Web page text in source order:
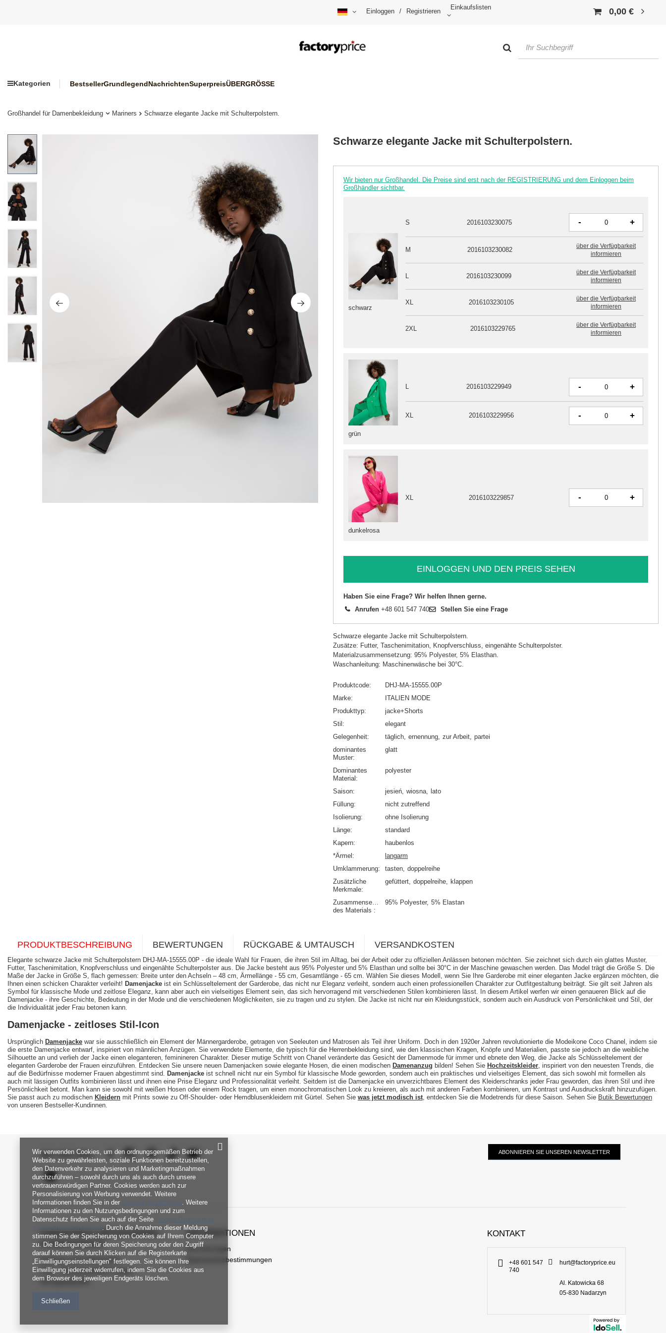
Einloggen / Registrieren
Einkaufslisten 0,00 €
Kategorien BestsellerGrundlegendNachrichtenSuperpreisÜBERGRÖSSE
Großhandel für Damenbekleidung Mariners Schwarze elegante Jacke mit Schulterpolstern.
Schwarze elegante Jacke mit Schulterpolstern.
Wir bieten nur Großhandel. Die Preise sind erst nach der REGISTRIERUNG und dem Einloggen beim
Großhändler sichtbar.
grün
L 2016103229949 - +
XL 2016103229956 - +
dunkelrosa
XL 2016103229857 - +
schwarz
S 2016103230075 - +
M 2016103230082
über die Verfügbarkeit
informieren
L 2016103230099
über die Verfügbarkeit
informieren
XL 2016103230105
über die Verfügbarkeit
informieren
2XL 2016103229765
über die Verfügbarkeit
informieren
EINLOGGEN UND DEN PREIS SEHEN
Haben Sie eine Frage? Wir helfen Ihnen gerne.
Anrufen +48 601 547 740 Stellen Sie eine Frage
Schwarze elegante Jacke mit Schulterpolstern.
Zusätze: Futter, Taschenimitation, Knopfverschluss, eingenähte Schulterpolster.
Materialzusammensetzung: 95% Polyester, 5% Elasthan.
Waschanleitung: Maschinenwäsche bei 30°C.
Produktcode
DHJ-MA-15555.00P
Marke
ITALIEN MODE
Produkttyp
jacke+Shorts
Stil
elegant
Gelegenheit
täglich ernennung zur Arbeit partei
dominantes
Muster
glatt
Dominantes
Material
polyester
Saison jesień wiosna lato
Füllung
nicht zutreffend
Isolierung
ohne Isolierung
Länge
standard
Kapern
haubenlos
*Ärmel
langarm
Umklammerung
tasten doppelreihe
Zusätzliche
Merkmale
gefüttert doppelreihe klappen
Zusammensetzung
des Materials
95% Polyester 5% Elastan
PRODUKTBESCHREIBUNG BEWERTUNGEN RÜCKGABE & UMTAUSCH VERSANDKOSTEN
Elegante schwarze Jacke mit Schulterpolstern DHJ-MA-15555.00P - die ideale Wahl für Frauen, die ihren Stil im Alltag, bei der Arbeit oder zu offiziellen Anlässen betonen möchten. Sie zeichnet sich durch ein glattes Muster,
Futter, Taschenimitation, Knopfverschluss und eingenähte Schulterpolster aus. Die Jacke besteht aus 95% Polyester und 5% Elasthan und sollte bei 30°C in der Maschine gewaschen werden. Das Model trägt die Größe S. Die
Maße der Jacke in Größe S, flach gemessen: Breite unter den Achseln – 48 cm, Ärmellänge - 55 cm, Gesamtlänge - 65 cm. Wählen Sie dieses Modell, wenn Sie Ihre Garderobe mit einer eleganten Jacke ergänzen möchten, die
Ihnen einen schicken Charakter verleiht! Damenjacke ist ein Schlüsseltelement der Garderobe, das nicht nur Eleganz verleiht, sondern auch einen professionellen Charakter zur Outfitgestaltung beiträgt. Sie gilt seit Jahren als
Symbol für klassische Mode und zeitlose Eleganz, kann aber auch ein vielseitiges Element sein, das sich hervorragend mit verschiedenen Stilen kombinieren lässt. In diesem Artikel werfen wir einen genaueren Blick auf die
Damenjacke - ihre Geschichte, Bedeutung in der Mode und die verschiedenen Möglichkeiten, sie zu tragen und zu stylen. Die Jacke ist nicht nur ein Kleidungsstück, sondern auch ein Ausdruck von Persönlichkeit und Stil, der
die Individualität jeder Frau betonen kann.
Damenjacke - zeitloses Stil-Icon
Ursprünglich Damenjacke war sie ausschließlich ein Element der Männergarderobe, getragen von Seeleuten und Matrosen als Teil ihrer Uniform. Doch in den 1920er Jahren revolutionierte die Modeikone Coco Chanel, indem sie
die erste Damenjacke entwarf, inspiriert von männlichen Anzügen. Sie verwendete Elemente, die typisch für die Herrenbekleidung sind, wie den klassischen Kragen, Knöpfe und Materialien, passte sie jedoch an die weibliche
Silhouette an und verlieh der Jacke einen eleganteren, feminineren Charakter. Dieser mutige Schritt von Chanel veränderte das Gesicht der Damenmode für immer und ebnete den Weg, die Jacke als Schlüsseltelement der
eleganten Garderobe der Frauen einzuführen. Entdecken Sie unsere neuen Damenjacken sowie elegante Hosen, die einen modischen Damenanzug bilden! Sehen Sie Hochzeitskleider , inspiriert von den neuesten Trends, die
auf die Bedürfnisse moderner Frauen abgestimmt sind. Damenjacke ist schnell nicht nur ein Symbol für klassische Mode geworden, sondern auch ein praktisches und vielseitiges Element, das sich sowohl mit formellen als
auch mit lässigen Outfits kombinieren lässt und ihnen eine Prise Eleganz und Professionalität verleiht. Seitdem ist die Damenjacke ein unverzichtbares Element des Kleiderschranks jeder Frau geworden, das ihren Stil und ihre
Persönlichkeit betont. Man kann sie sowohl mit weißen Hosen oder einem Rock tragen, um einen monochromatischen Look zu kreieren, als auch mit anderen Farben kombinieren, um Kontrast und Ausdruckskraft hinzuzufügen.
Sie passt auch zu modischen Kleidern mit Prints sowie zu Off-Shoulder- oder Hemdblusenkleidern mit Gürtel. Sehen Sie was jetzt modisch ist , entdecken Sie die Modetrends für diese Saison. Sehen Sie Butik Bewertungen
von unseren Bestseller-Kundinnen.
SEI UNS NAH ABONNIEREN SIE UNSEREN NEWSLETTER
FABRIKPREIS-GROSSHANDEL-K
UNDENDIENST
Zahlung und Lieferkosten
FAQ - Häufig gestellte Fragen
Rückgabepolitik
INFORMATIONEN
Verordnungen
Datenschutzbestimmungen
KONTAKT
+48 601 547
740
hurt@factoryprice.eu
Al. Katowicka 68
05-830 Nadarzyn
Wir verwenden Cookies, um den ordnungsgemäßen Betrieb der
Website zu gewährleisten, soziale Funktionen bereitzustellen,
den Datenverkehr zu analysieren und Marketingmaßnahmen
durchzuführen – sowohl durch uns als auch durch unsere
vertrauenswürdigen Partner. Cookies werden auch zur
Personalisierung von Werbung verwendet. Weitere
Informationen finden Sie in der
. Weitere
Informationen zu den Nutzungsbedingungen und zum
Datenschutz finden Sie auch auf der Seite
& Nutzungsbedingungen . Durch die Annahme dieser Meldung
stimmen Sie der Speicherung von Cookies auf Ihrem Computer
zu. Die Bedingungen für deren Speicherung oder den Zugriff
darauf können Sie durch Klicken auf die Registerkarte
„Einwilligungseinstellungen" festlegen. Sie können Ihre
Einwilligung jederzeit widerrufen, indem Sie die Cookies aus
dem Browser des jeweiligen Endgeräts löschen.
Schließen